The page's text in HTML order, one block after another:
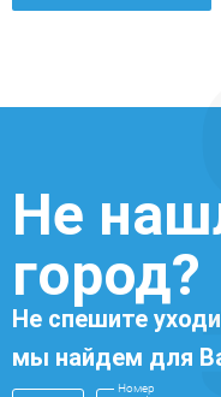
Не
город?
Не спешите
мы найдем для
Номер